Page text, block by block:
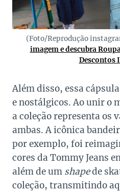
(Foto/Reprodução
imagem e descubra
Descontos
Além disso, essa
e nostálgicos. Ao unir o
a coleção representa os
ambas. A icônica
por exemplo, foi
cores da Tommy Jeans
além de um shapede
coleção, transmitindo